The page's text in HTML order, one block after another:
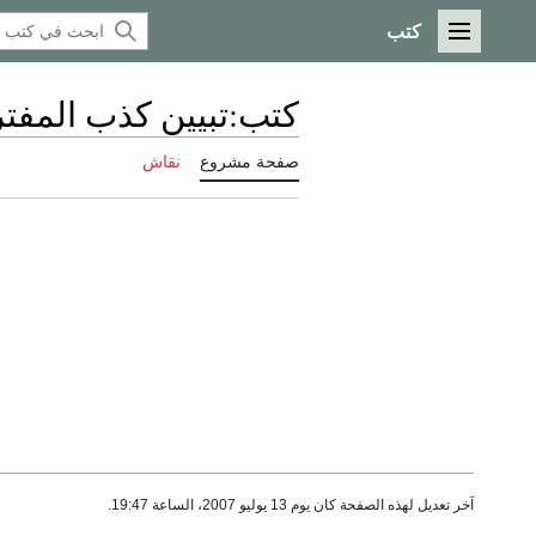
القائمة الرئيسية
كتب
كتب:تبيين كذب
صفحة مشروع نقاش
آخر تعديل لهذه الصفحة كان يوم 13 يوليو 2007، الساعة 19:47.